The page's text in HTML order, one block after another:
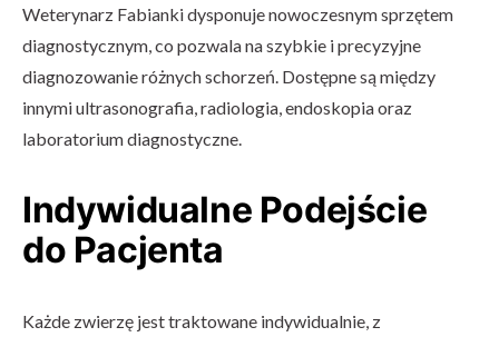
Weterynarz Fabianki dysponuje nowoczesnym sprzętem
diagnostycznym, co pozwala na szybkie i precyzyjne
diagnozowanie różnych schorzeń. Dostępne są między
innymi ultrasonografia, radiologia, endoskopia oraz
laboratorium diagnostyczne.
Indywidualne Podejście
do Pacjenta
Każde zwierzę jest traktowane indywidualnie, z